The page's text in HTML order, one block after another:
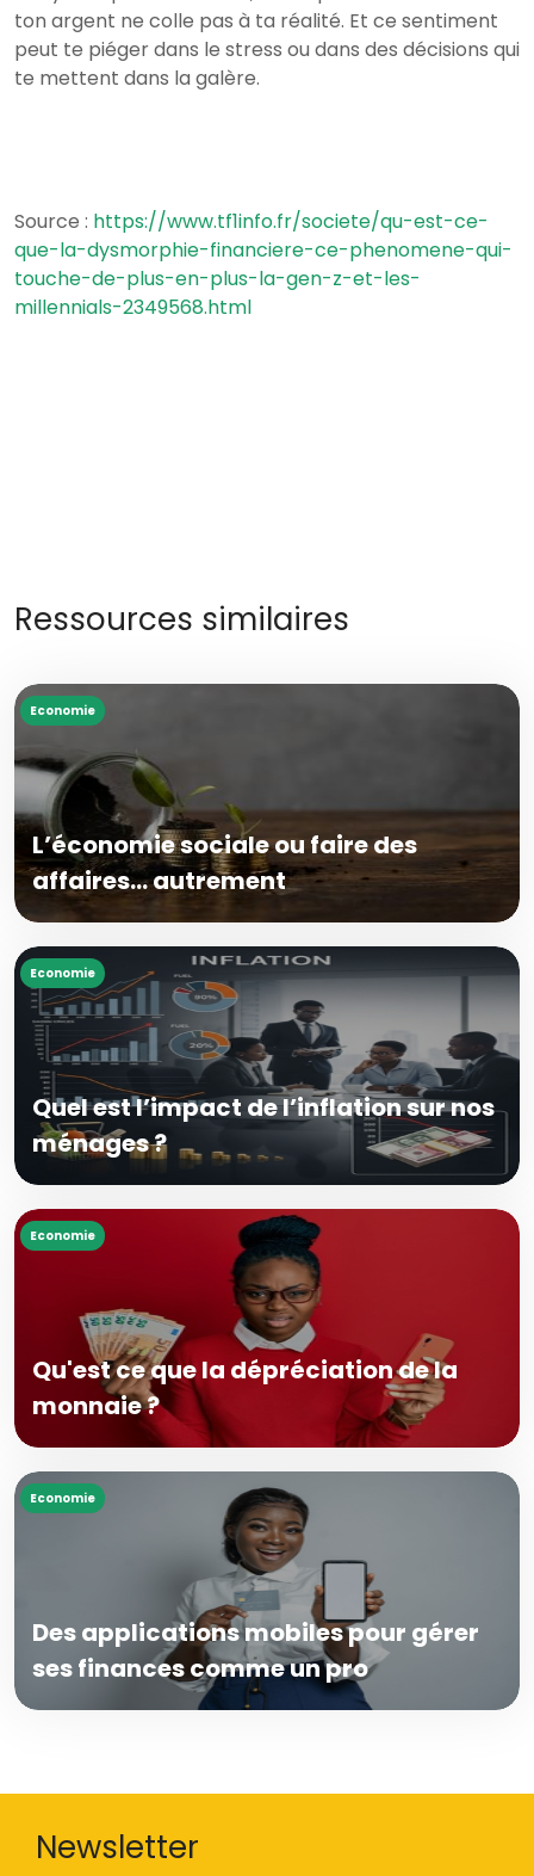
ton argent ne colle pas à ta réalité. Et ce sentiment
peut te piéger dans le stress ou dans des décisions qui
te mettent dans la galère.
Source : https://www.tf1info.fr/societe/qu-est-ce-
que-la-dysmorphie-financiere-ce-phenomene-qui-
touche-de-plus-en-plus-la-gen-z-et-les-
millennials-2349568.html
Ressources similaires
Economie
L’économie sociale ou faire des
affaires… autrement
Economie
Quel est l’impact de l’inflation sur nos
ménages ?
Economie
Qu'est ce que la dépréciation de la
monnaie ?
Economie
Des applications mobiles pour gérer
ses finances comme un pro
Newsletter